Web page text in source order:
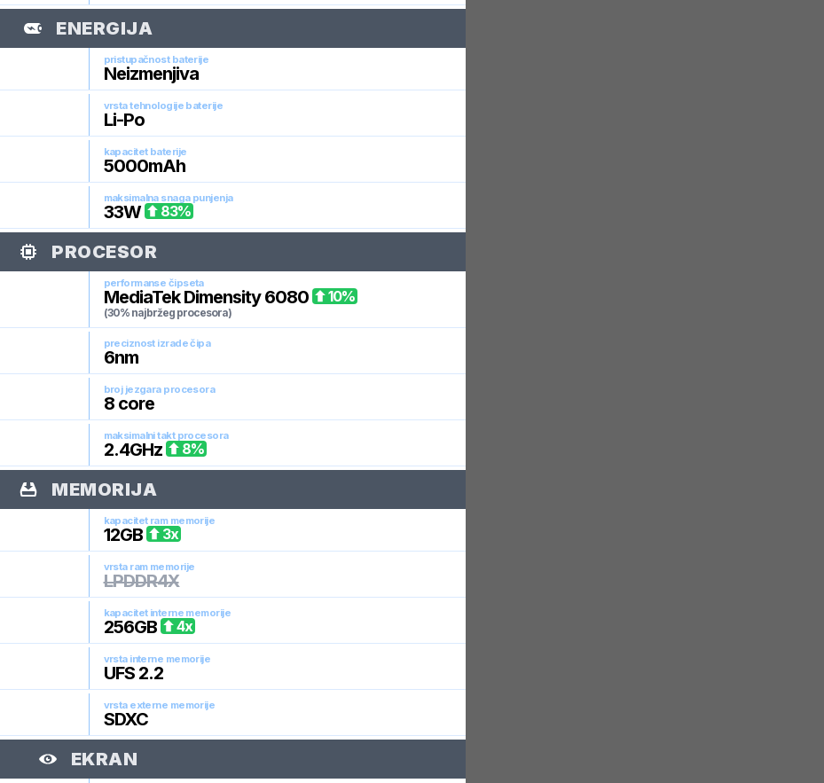
ENERGIJA
pristupačnost baterije
Neizmenjiva
vrsta tehnologije baterije
Li-Po
kapacitet baterije
5000mAh
maksimalna snaga punjenja
33W 83%
PROCESOR
performanse čipseta
MediaTek Dimensity 6080
(30% najbržeg procesora)
10%
preciznost izrade čipa
6nm
broj jezgara procesora
8core
maksimalni takt procesora
2.4GHz 8%
MEMORIJA
kapacitet ram memorije
12GB 3x
vrsta ram memorije
LPDDR4X
kapacitet interne memorije
256GB 4x
vrsta interne memorije
UFS 2.2
vrsta externe memorije
SDXC
EKRAN